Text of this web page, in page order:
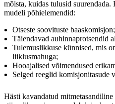
mõista, kuidas tulusid
mudeli põhielemendid:
Otseste soovituste baaskomisjon;
Täiendavad auhinnaprotsendid
Tulemuslikkuse künnised, mis
liiklusmahuga;
Hooajalised võimendused
Selged reeglid komisjonitasude
Hästi kavandatud